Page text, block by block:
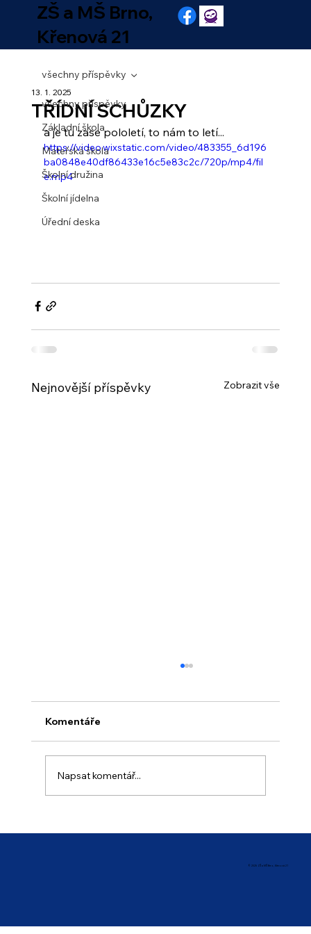
ZŠ a MŠ Brno,
Křenová 21
všechny příspěvky
Základní škola
Mateřská škola
Školní družina
Školní jídelna
Úřední deska
všechny příspěvky
TŘÍDNÍ SCHŮZKY
13. 1. 2025
a je tu zase pololetí, to nám to letí...
https://video.wixstatic.com/video/483355_6d196
ba0848e40df86433e16c5e83c2c/720p/mp4/fil
e.mp4
Nejnovější příspěvky Zobrazit vše
Prázdninový provoz školy
Komentáře
Napsat komentář...
© 2025 ZŠ a MŠ Brno, Křenová 21